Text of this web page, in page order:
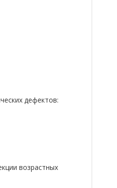
дефектов:
возрастных